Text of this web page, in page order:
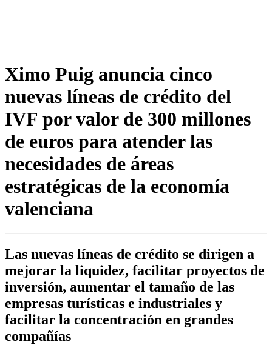
Ximo Puig anuncia cinco
nuevas líneas de crédito del
IVF por valor de 300 millones
de euros para atender las
necesidades de áreas
estratégicas de la economía
valenciana
Las nuevas líneas de crédito se dirigen a
mejorar la liquidez, facilitar proyectos de
inversión, aumentar el tamaño de las
empresas turísticas e industriales y
facilitar la concentración en grandes
compañías